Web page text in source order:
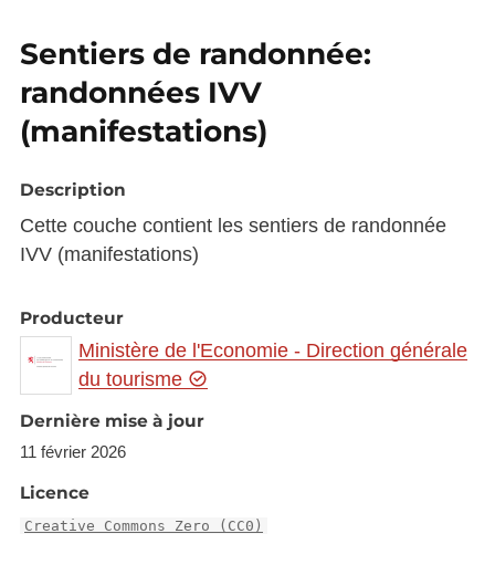
Sentiers de randonnée:
randonnées IVV
(manifestations)
Description
Cette couche contient les sentiers de randonnée
IVV (manifestations)
Producteur
Ministère de l'Economie - Direction générale
du tourisme
Dernière mise à jour
11 février 2026
Licence
Creative Commons Zero (CC0)